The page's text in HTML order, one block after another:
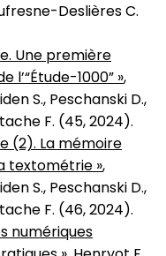
Deslières C.
Une première
1000” »,
S., Peschanski D.,
F. (45, 2024).
(2). La mémoire
textométrie »,
S., Peschanski D.,
F. (46, 2024).
numériques